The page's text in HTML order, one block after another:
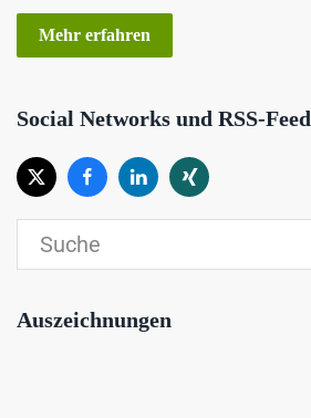
Mehr erfahren
Social Networks und RSS-Feed
Auszeichnungen